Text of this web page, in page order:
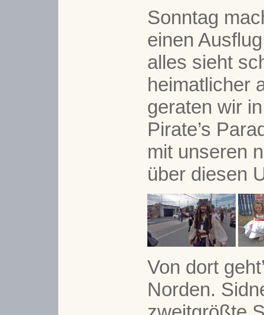
Sonntag
einen
alles sieht
heimatlicher
geraten wir
Pirate’s
mit unseren
über diesen
Von dort
Norden.